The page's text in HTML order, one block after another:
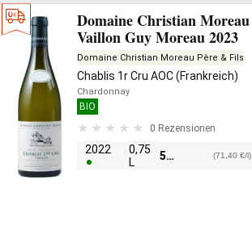
Domaine Christian Moreau
Vaillon Guy Moreau 2023
Domaine Christian Moreau Père & Fils
Chablis 1r Cru AOC (Frankreich)
Chardonnay
BIO
0 Rezensionen
2022
0,75
L
53,55 (71,40 €/l)